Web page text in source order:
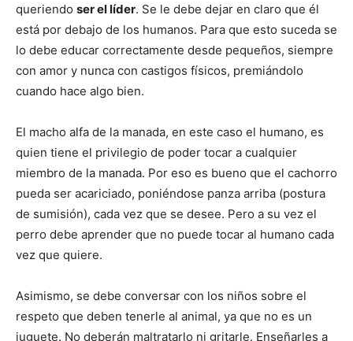
Cachorros
queriendo ser el líder. Se le debe dejar en claro que él
está por debajo de los humanos. Para que esto suceda se
lo debe educar correctamente desde pequeños, siempre
con amor y nunca con castigos físicos, premiándolo
cuando hace algo bien.
El macho alfa de la manada, en este caso el humano, es
quien tiene el privilegio de poder tocar a cualquier
miembro de la manada. Por eso es bueno que el cachorro
pueda ser acariciado, poniéndose panza arriba (postura
de sumisión), cada vez que se desee. Pero a su vez el
perro debe aprender que no puede tocar al humano cada
vez que quiere.
Asimismo, se debe conversar con los niños sobre el
respeto que deben tenerle al animal, ya que no es un
juguete. No deberán maltratarlo ni gritarle. Enseñarles a